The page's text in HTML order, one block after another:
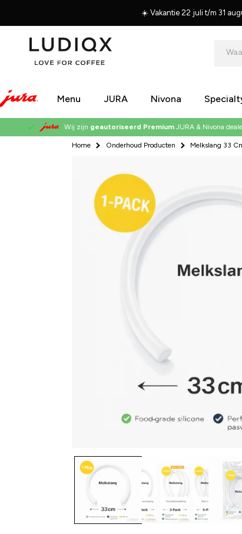
☀️ Vakantie 22 juli t/m 31
Menu JURA Nivona
Wij zijn geautoriseerd Premium JURA & Nivona
Home Onderhoud Producten Melkslang 33
productinformatie